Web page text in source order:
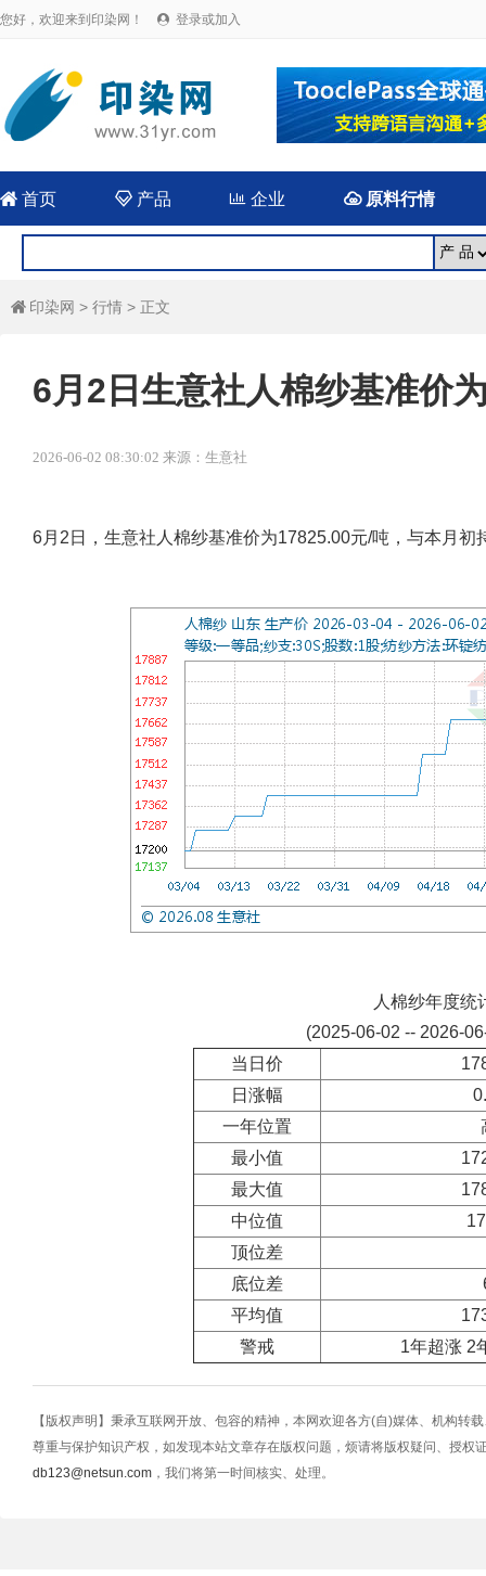
您好，欢迎来到印染网！  登录或加入
 首页 产品  企业 原料行情
 印染网 > 行情 > 正文
6月2日生意社人棉纱基准价
2026-06-02 08:30:02 来源：生意社
6月2日，生意社人棉纱基准价为17825.00元/吨，与本月初
人棉纱年度统
(2025-06-02 -- 2026-
当日价
日涨幅
一年位置
最小值
最大值
中位值
顶位差
底位差
平均值
警戒
1年超涨 2
【版权声明】秉承互联网开放、包容的精神，本网欢迎各方(自)媒体、机构转
尊重与保护知识产权，如发现本站文章存在版权问题，烦请将版权疑问、授权
db123@netsun.com ，我们将第一时间核实、处理。